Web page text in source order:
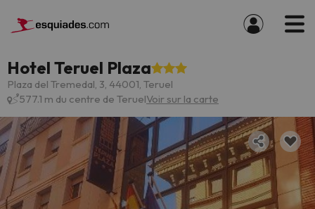
Hotel Teruel Plaza
Plaza del Tremedal, 3, 44001, Teruel
577.1 m du centre de TeruelVoir sur la carte